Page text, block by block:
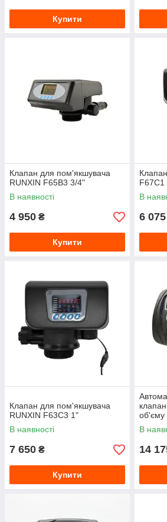
Купити
Клапан для пом'якшувача
RUNXIN F65B3 3/4"
В наявності
4 950 ₴
Купити
F67C1
В
6 075
Клапан для пом'якшувача
RUNXIN F63C3 1"
В наявності
7 650 ₴
Купити
об'єму
В
14